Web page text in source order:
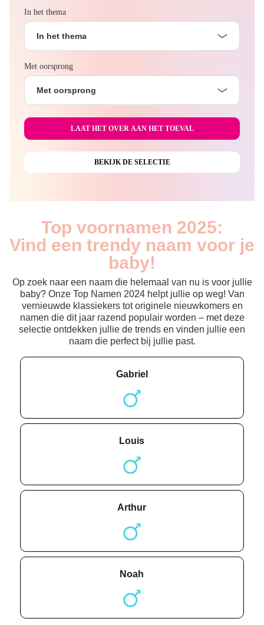
In het thema
In het thema
Met oorsprong
Met oorsprong
Top voornamen 2025:
Vind een trendy naam voor je
baby!
Op zoek naar een naam die helemaal van nu is voor jullie
baby? Onze Top Namen 2024 helpt jullie op weg! Van
vernieuwde klassiekers tot originele nieuwkomers en
namen die dit jaar razend populair worden – met deze
selectie ontdekken jullie de trends en vinden jullie een
naam die perfect bij jullie past.
gabriel
louis
arthur
noah